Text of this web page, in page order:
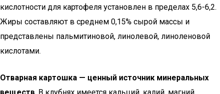
кислотности для картофеля установлен в пределах 5,6-6,2.
Жиры составляют в среднем 0,15% сырой массы и
представлены пальмитиновой, линолевой, линоленовой
кислотами.
Отварная картошка — ценный источник минеральных